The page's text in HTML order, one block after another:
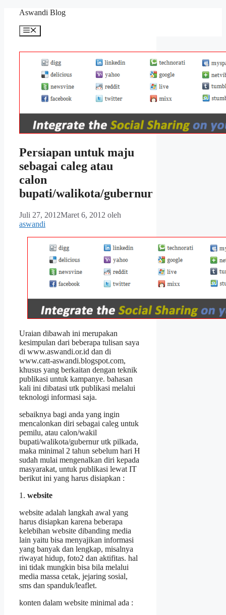
Langsung
Aswandi Blog
Menu
Persiapan untuk maju
sebagai caleg atau
calon
bupati/walikota/gubernur
Juli 27, 2012Maret 6, 2012 oleh
aswandi
Uraian dibawah ini merupakan
kesimpulan dari beberapa tulisan saya
di www.aswandi.or.id dan di
www.catt-aswandi.blogspot.com,
khusus yang berkaitan dengan teknik
publikasi untuk kampanye. bahasan
kali ini dibatasi utk publikasi melalui
teknologi informasi saja.
sebaiknya bagi anda yang ingin
mencalonkan diri sebagai caleg untuk
pemilu, atau calon/wakil
bupati/walikota/gubernur utk pilkada,
maka minimal 2 tahun sebelum hari H
sudah mulai mengenalkan diri kepada
masyarakat, untuk publikasi lewat IT
berikut ini yang harus disiapkan :
1. website
website adalah langkah awal yang
harus disiapkan karena beberapa
kelebihan website dibanding media
lain yaitu bisa menyajikan informasi
yang banyak dan lengkap, misalnya
riwayat hidup, foto2 dan aktifitas. hal
ini tidak mungkin bisa bila melalui
media massa cetak, jejaring sosial,
sms dan spanduk/leaflet.
konten dalam website minimal ada :